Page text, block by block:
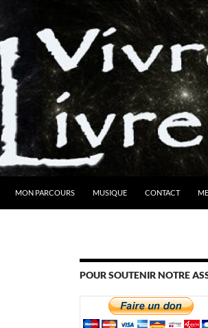
MON PARCOURS MUSIQUE CONTACT
POUR SOUTENIR NOTRE